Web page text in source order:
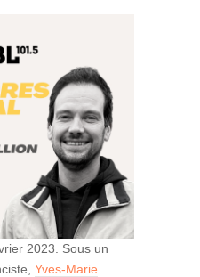
2023. Sous un
Yves-Marie